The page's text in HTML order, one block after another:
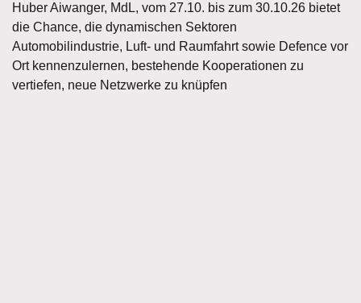
Huber Aiwanger, MdL, vom 27.10. bis zum 30.10.26 bietet
die Chance, die dynamischen Sektoren
Automobilindustrie, Luft- und Raumfahrt sowie Defence vor
Ort kennenzulernen, bestehende Kooperationen zu
vertiefen, neue Netzwerke zu knüpfen